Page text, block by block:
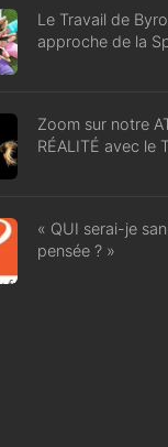
Le Travail de
approche de la
Zoom sur notre
RÉALITÉ avec le
« QUI serai-je
pensée ? »